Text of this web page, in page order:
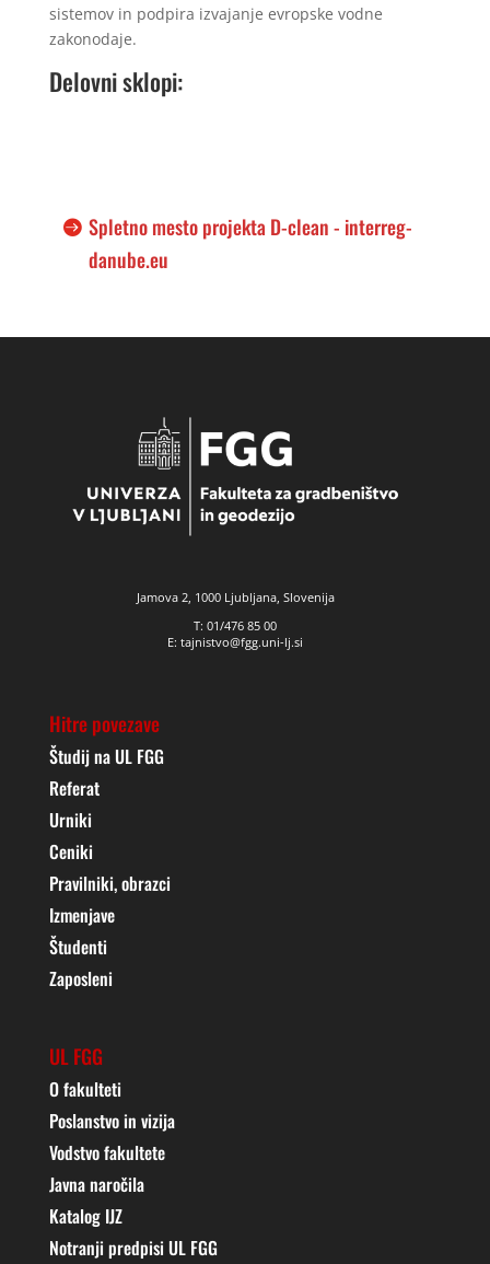
sistemov in podpira izvajanje evropske vodne
zakonodaje.
Delovni sklopi:
Spletno mesto projekta D-clean - interreg-
danube.eu
Jamova 2, 1000 Ljubljana, Slovenija
T: 01/476 85 00
E: tajnistvo@fgg.uni-lj.si
Hitre povezave
Študij na UL FGG
Referat
Urniki
Ceniki
Pravilniki, obrazci
Izmenjave
Študenti
Zaposleni
UL FGG
O fakulteti
Poslanstvo in vizija
Vodstvo fakultete
Javna naročila
Katalog IJZ
Notranji predpisi UL FGG